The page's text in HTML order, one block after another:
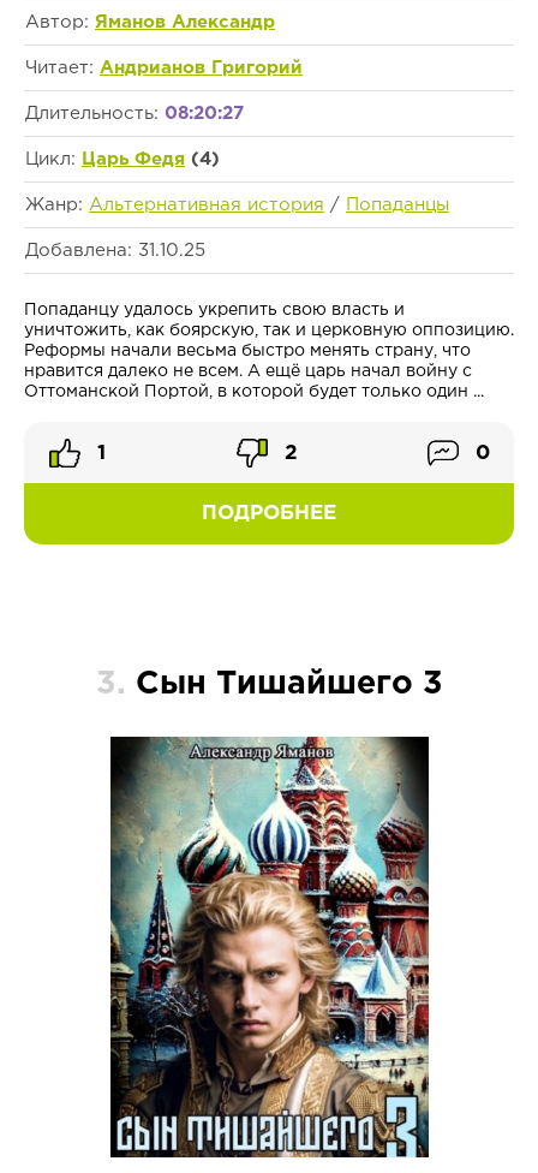
Автор: Яманов Александр
Читает: Андрианов Григорий
Длительность: 08:20:27
Цикл: Царь Федя (4)
Жанр: Альтернативная история / Попаданцы
Добавлена: 31.10.25
Попаданцу удалось укрепить свою власть и
уничтожить, как боярскую, так и церковную оппозицию.
Реформы начали весьма быстро менять страну, что
нравится далеко не всем. А ещё царь начал войну с
Оттоманской Портой, в которой будет только один ...
ПОДРОБНЕЕ
1 2 0
3. Сын Тишайшего 3